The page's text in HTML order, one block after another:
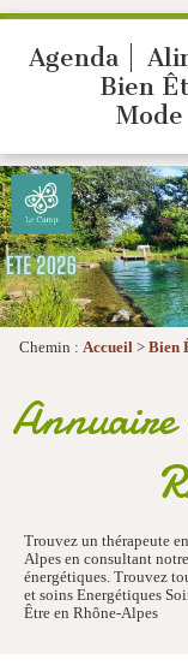
Agenda
Bien
Chemin : Accueil> Bien
Annuaire
Trouvez un thérapeute
Alpes en consultant
énergétiques. Trouvez
et soins Energétiques
Être en Rhône-Alpes